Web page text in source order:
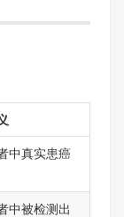
中真实患癌
中被检测出